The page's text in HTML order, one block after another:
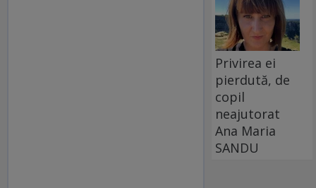
Privirea ei
pierdută, de
copil
neajutorat
Ana Maria
SANDU